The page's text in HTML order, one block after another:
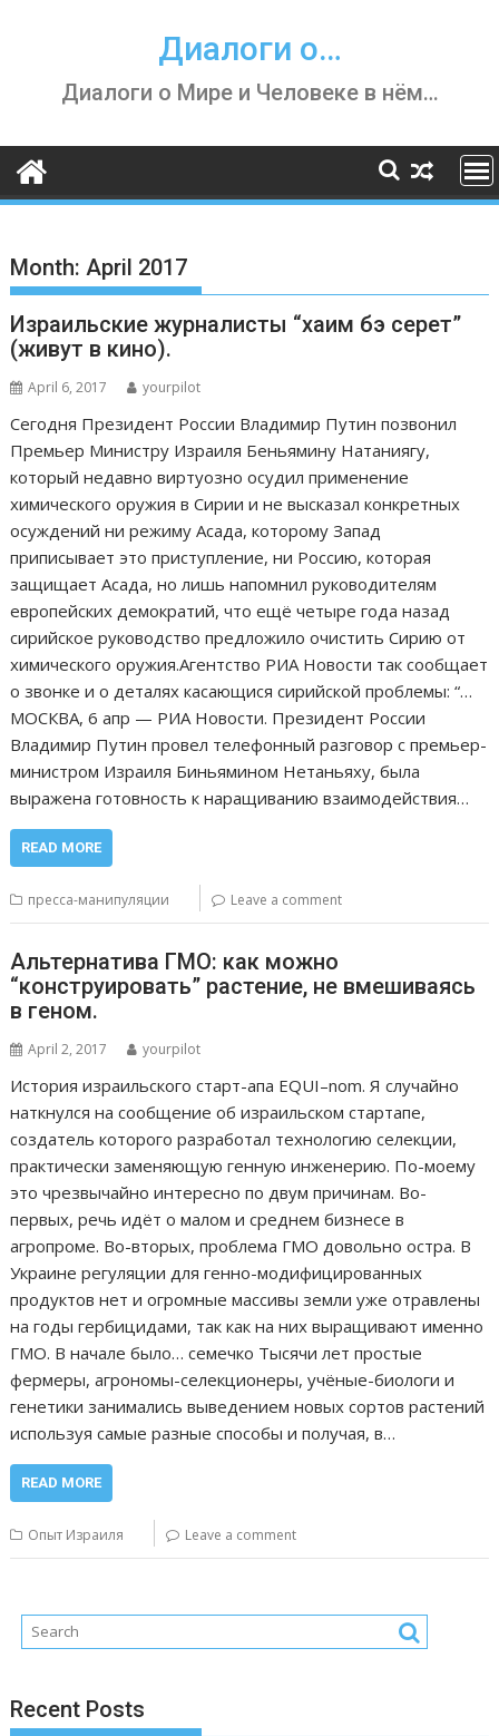
Диалоги о…
Диалоги о Мире и Человеке в нём…
Month:April 2017
Израильские журналисты “хаим бэ серет”
(живут в кино).
April 6, 2017 yourpilot
Сегодня Президент России Владимир Путин позвонил
Премьер Министру Израиля Беньямину Натаниягу,
который недавно виртуозно осудил применение
химического оружия в Сирии и не высказал конкретных
осуждений ни режиму Асада, которому Запад
приписывает это приступление, ни Россию, которая
защищает Асада, но лишь напомнил руководителям
европейских демократий, что ещё четыре года назад
сирийское руководство предложило очистить Сирию от
химического оружия.Агентство РИА Новости так сообщает
о звонке и о деталях касающися сирийской проблемы: “…
МОСКВА, 6 апр — РИА Новости. Президент России
Владимир Путин провел телефонный разговор с премьер-
министром Израиля Биньямином Нетаньяху, была
выражена готовность к наращиванию взаимодействия…
READ MORE
пресса-манипуляции Leave a comment
Альтернатива ГМО: как можно
“конструировать” растение, не вмешиваясь
в геном.
April 2, 2017 yourpilot
История израильского старт-апа EQUI–nom. Я случайно
наткнулся на сообщение об израильском стартапе,
создатель которого разработал технологию селекции,
практически заменяющую генную инженерию. По-моему
это чрезвычайно интересно по двум причинам. Во-
первых, речь идёт о малом и среднем бизнесе в
агропроме. Во-вторых, проблема ГMO довольно остра. В
Украине регуляции для генно-модифицированных
продуктов нет и огромные массивы земли уже отравлены
на годы гербицидами, так как на них выращивают именно
ГМО. В начале было… семечко Тысячи лет простые
фермеры, агрономы-селекционеры, учёные-биологи и
генетики занимались выведением новых сортов растений
используя самые разные способы и получая, в…
READ MORE
Опыт Израиля Leave a comment
Recent Posts